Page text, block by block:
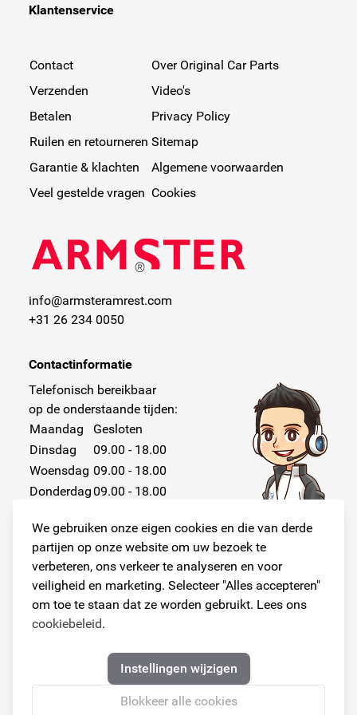
We gebruiken onze eigen cookies en die van derde
partijen op onze website om uw bezoek te
verbeteren, ons verkeer te analyseren en voor
veiligheid en marketing. Selecteer "Alles accepteren"
om toe te staan dat ze worden gebruikt. Lees ons
cookiebeleid.
Instellingen wijzigen
Blokkeer alle cookies
Klantenservice
Contact
Verzenden
Betalen
Ruilen en retourneren
Garantie & klachten
Veel gestelde vragen
Over Original Car Parts
Video's
Privacy Policy
Sitemap
Algemene voorwaarden
Cookies
info@armsteramrest.com
+31 26 234 0050
Contactinformatie
Telefonisch bereikbaar
op de onderstaande tijden:
Maandag
Gesloten
Dinsdag
09.00 - 18.00
Woensdag 09.00 - 18.00
Donderdag 09.00 - 18.00
Zaterdag
Gesloten
Zondag
Gesloten
Volg ons!